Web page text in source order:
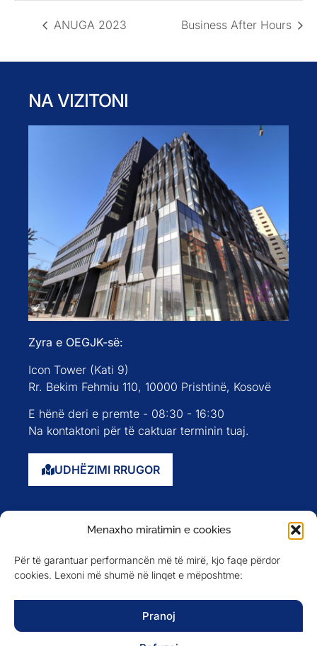
Menaxho miratimin e cookies
Për të garantuar performancën më të mirë, kjo faqe përdor
cookies. Lexoni më shumë në linqet e mëposhtme:
Pranoj
ANUGA 2023 Business After Hours
NA VIZITONI
Zyra e OEGJK-së:
Icon Tower (Kati 9)
Rr. Bekim Fehmiu 110, 10000 Prishtinë, Kosovë
E hënë deri e premte - 08:30 - 16:30
Na kontaktoni për të caktuar terminin tuaj.
UDHËZIMI RRUGOR
Evente
Anëtarët
Newsletter